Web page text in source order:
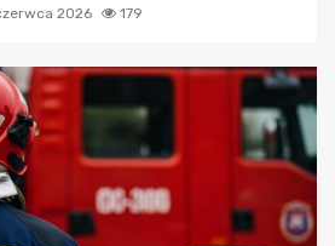
2026 179